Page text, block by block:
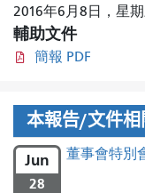
2016年6月8日，星
輔助文件
簡報 PDF
本報告/文件相
Jun
28
董事會特別